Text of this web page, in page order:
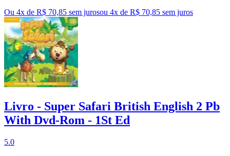
Ou 4x de R$ 70,85 sem jurosou 4x de R$ 70,85 sem juros
Livro - Super Safari British English 2 Pb
With Dvd-Rom - 1St Ed
5.0